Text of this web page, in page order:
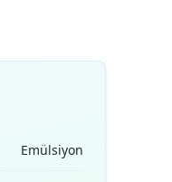
Emülsiyon